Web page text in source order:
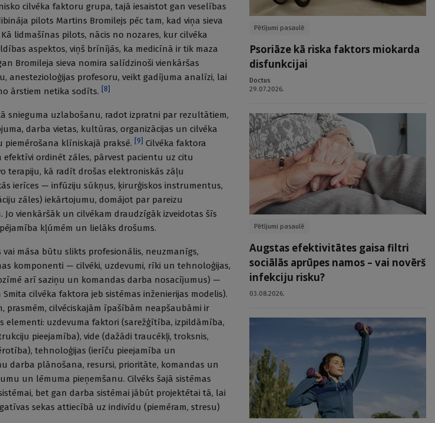
cilvēka faktoru grupa, tajā iesaistot gan veselības
pilots Martins Bromilejs pēc tam, kad viņa sieva
lidmašīnas pilots, nācis no nozares, kur cilvēka
aspektos, viņš brīnījās, ka medicīnā ir tik maza
Bromileja sieva nomira salīdzinoši vienkāršas
anestezioloģijas profesoru, veikt gadījuma analīzi, lai
ārstiem netika sodīts.
8
snieguma uzlabošanu, radot izpratni par rezultātiem,
darba vietas, kultūras, organizācijas un cilvēka
klīniskajā praksē.
9
Cilvēka faktora
ordinēt zāles, pārvest pacientu uz citu
terapiju, kā radīt drošas elektroniskās zāļu
ierīces — infūziju sūkņus, ķirurģiskos instrumentus,
zāles) iekārtojumu, domājot par pareizu
vienkāršāk un cilvēkam draudzīgāk izveidotas šīs
kļūmēm un lielāks drošums.
māsa būtu slikts profesionālis, neuzmanīgs,
komponenti — cilvēki, uzdevumi, rīki un tehnoloģijas,
arī saziņu un komandas darba nosacījumus) —
cilvēka faktora jeb sistēmas inženierijas modelis).
prasmēm, cilvēciskajām īpašībām neapšaubāmi ir
elementi: uzdevuma faktori (sarežģītība, izpildāmība,
pieejamība), vide (dažādi traucēkļi, troksnis,
tehnoloģijas (ierīču pieejamība un
darba plānošana, resursi, prioritāte, komandas un
un lēmuma pieņemšanu. Cilvēks šajā sistēmas
bet gan darba sistēmai jābūt projektētai tā, lai
sekas attiecībā uz indivīdu (piemēram, stresu)
Pētījumi pasaulē
Psoriāze kā riska faktors miokarda
disfunkcijai
Doctus
29.07.2026.
Pētījumi pasaulē
Augstas efektivitātes gaisa filtri
sociālās aprūpes namos – vai novērš
infekciju risku?
03.08.2026.